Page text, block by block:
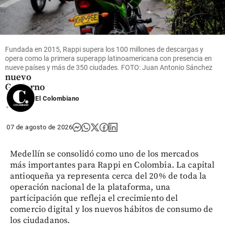
Colombia
Entre
caras
nuevas y
viejos
conocidos:
así es el
nuevo
Gobierno
share
Fundada en 2015, Rappi supera los 100 millones de descargas y
opera como la primera superapp latinoamericana con presencia en
nueve países y más de 350 ciudades. FOTO: Juan Antonio Sánchez
El Colombiano
07 de agosto de 2026
Medellín se consolidó como uno de los mercados
más importantes para Rappi en Colombia. La capital
antioqueña ya representa cerca del 20% de toda la
operación nacional de la plataforma, una
participación que refleja el crecimiento del
comercio digital y los nuevos hábitos de consumo de
los ciudadanos.